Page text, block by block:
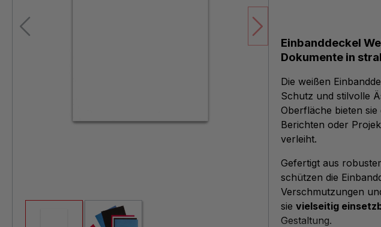
Einbanddeckel
Dokumente in
Die weißen
Schutz und stilvolle
Oberfläche bieten sie
Berichten oder
verleiht.
Gefertigt aus
schützen die
Verschmutzungen
sie vielseitig
Gestaltung.